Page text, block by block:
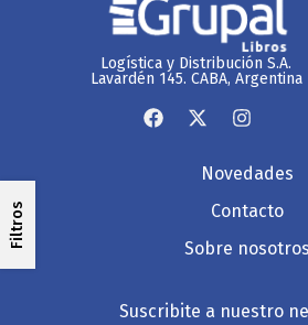
Filtros
Logística y Distribución S.A.
Lavardén 145. CABA, Argentina
Novedades
Contacto
Sobre nosotros
Suscribite a nuestro